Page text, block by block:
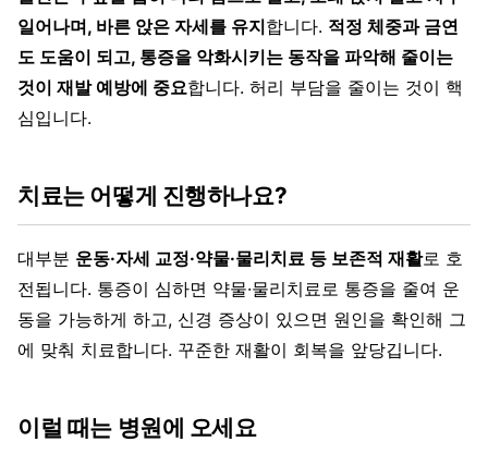
일어나며, 바른 앉은 자세를 유지합니다. 적정 체중과 금연
도 도움이 되고, 통증을 악화시키는 동작을 파악해 줄이는
것이 재발 예방에 중요합니다. 허리 부담을 줄이는 것이 핵
심입니다.
치료는 어떻게 진행하나요?
대부분 운동·자세 교정·약물·물리치료 등 보존적 재활로 호
전됩니다. 통증이 심하면 약물·물리치료로 통증을 줄여 운
동을 가능하게 하고, 신경 증상이 있으면 원인을 확인해 그
에 맞춰 치료합니다. 꾸준한 재활이 회복을 앞당깁니다.
이럴 때는 병원에 오세요